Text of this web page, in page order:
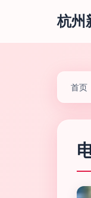
杭州
首页